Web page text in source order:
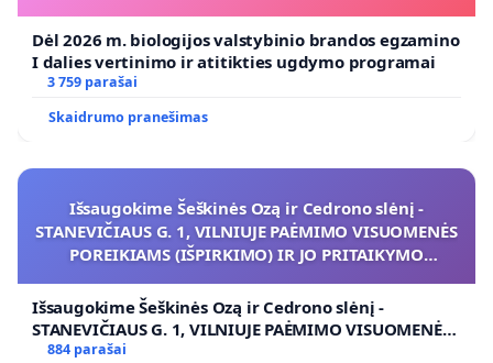
Dėl 2026 m. biologijos valstybinio brandos egzamino
I dalies vertinimo ir atitikties ugdymo programai
3 759 parašai
Skaidrumo pranešimas
Išsaugokime Šeškinės Ozą ir Cedrono slėnį -
STANEVIČIAUS G. 1, VILNIUJE PAĖMIMO VISUOMENĖS
POREIKIAMS (IŠPIRKIMO) IR JO PRITAIKYMO
Išsaugokime Šeškinės Ozą ir Cedrono slėnį -
STANEVIČIAUS G. 1, VILNIUJE PAĖMIMO VISUOMENĖS
POREIKIAMS (IŠPIRKIMO) IR JO PRITAIKYMO VIEŠAJAI
884 parašai